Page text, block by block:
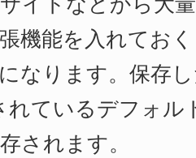
機能を入れてお
なります。保存
れているデフォル
されます。